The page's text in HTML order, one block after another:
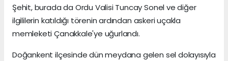
Şehit, burada da Ordu Valisi Tuncay Sonel ve diğer
ilgililerin katıldığı törenin ardından askeri uçakla
memleketi Çanakkale'ye uğurlandı.
Doğankent ilçesinde dün meydana gelen sel dolayısıyla